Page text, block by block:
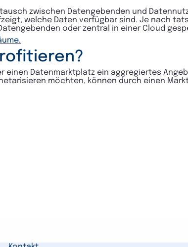
zwischen Datengebenden und
welche Daten verfügbar sind. Je nach
oder zentral in einer Cloud
einen Datenmarktplatz ein aggregiertes
möchten, können durch einen